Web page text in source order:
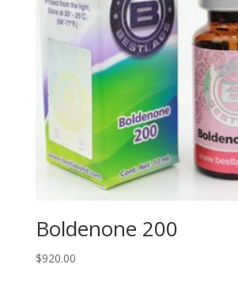
Boldenone 200
$920.00